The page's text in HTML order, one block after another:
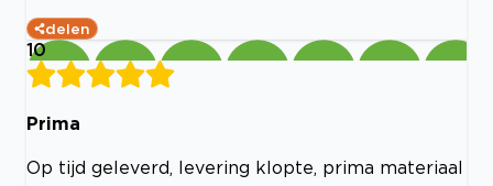
delen
10
Prima
Op tijd geleverd, levering klopte, prima materiaal